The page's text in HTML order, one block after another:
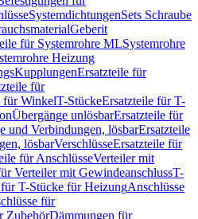
SystemdichtungenSets Schraube
Geberit
für Systemrohre MLSystemrohre
Heizung
KupplungenErsatzteile für
für
für WinkelT-StückeErsatzteile für T-
Übergänge unlösbarErsatzteile für
und Verbindungen, lösbarErsatzteile
lösbarVerschlüsseErsatzteile für
für AnschlüsseVerteiler mit
Verteiler mit GewindeanschlussT-
T-Stücke für HeizungAnschlüsse
für
ZubehörDämmungen für